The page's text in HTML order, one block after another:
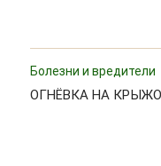
Болезни и вредители
ОГНЁВКА НА